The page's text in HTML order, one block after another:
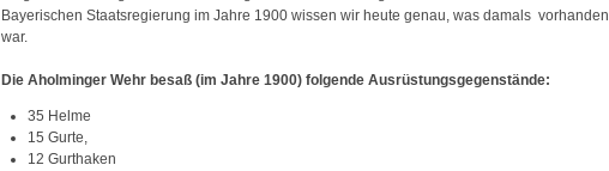
Bayerischen Staatsregierung im Jahre 1900 wissen wir heute genau, was damals vorhanden
war.
Die Aholminger Wehr besaß (im Jahre 1900) folgende Ausrüstungsgegenstände:
35 Helme
15 Gurte,
12 Gurthaken